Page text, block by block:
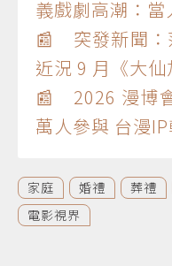
義戲劇高潮：
📰 突發新聞：
近況 9 月《大
📰 2026 漫博
萬人參與 台漫
家庭 婚禮 葬禮
電影視界